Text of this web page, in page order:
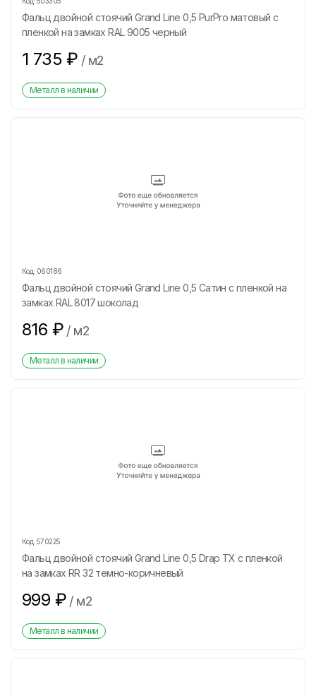
Фальц двойной стоячий Grand Line 0,5 PurPro матовый с
пленкой на замках RAL 9005 черный
1 735 ₽ / м2
Металл в наличии
Код: 060186
Фальц двойной стоячий Grand Line 0,5 Сатин с пленкой на
замках RAL 8017 шоколад
816 ₽ / м2
Металл в наличии
Код: 570225
Фальц двойной стоячий Grand Line 0,5 Drap ТХ с пленкой
на замках RR 32 темно-коричневый
999 ₽ / м2
Металл в наличии